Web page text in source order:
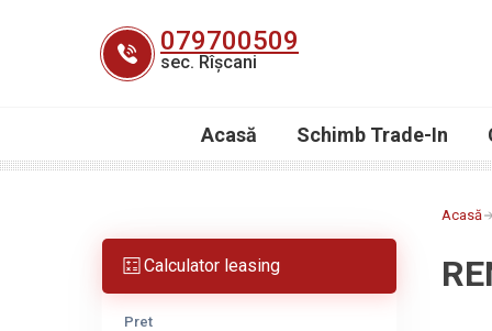
079700509
sec. Rîșcani
Acasă Schimb Trade-In
Calculator leasing
Pret
Acasă